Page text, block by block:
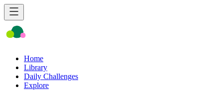
Home
Library
Daily Challenges
Explore